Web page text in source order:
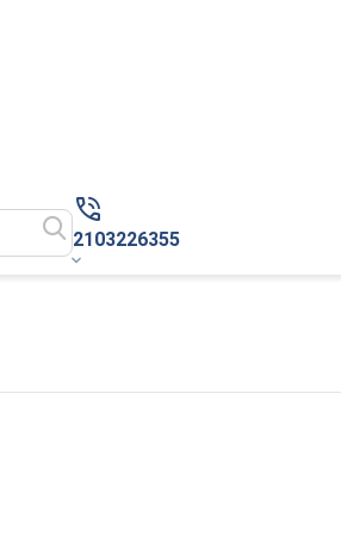
2103226355